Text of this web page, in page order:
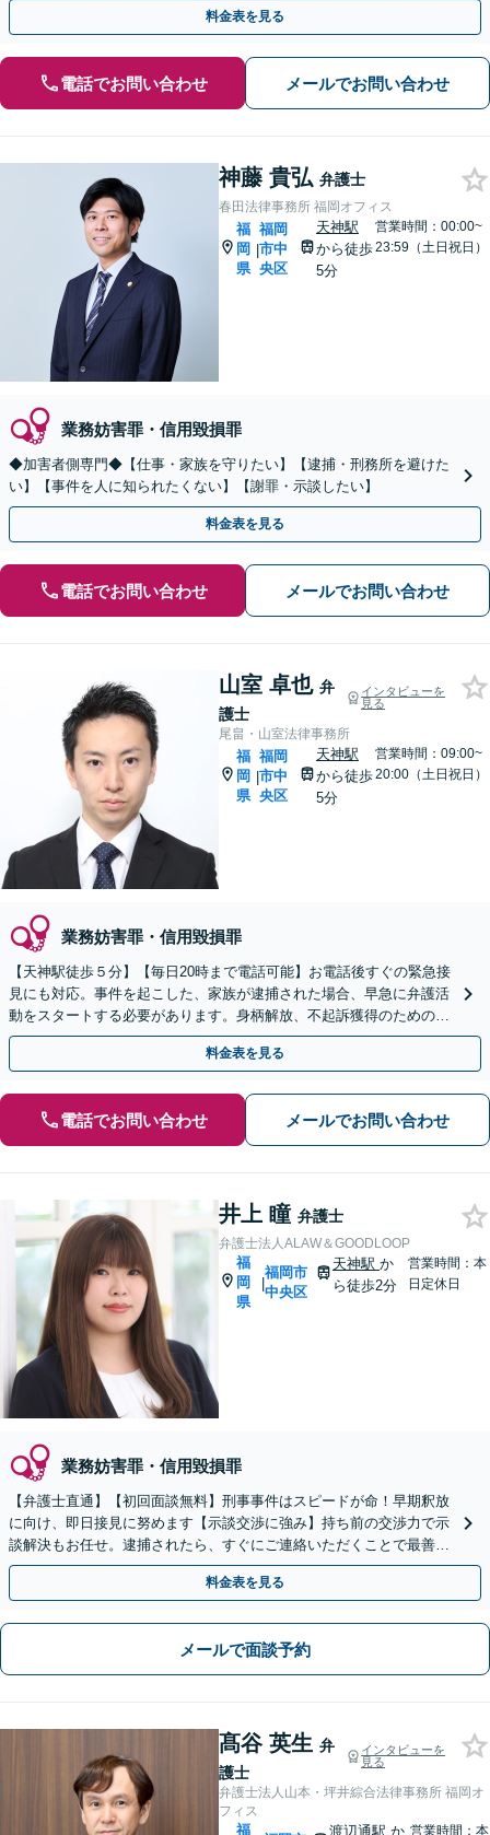
料金表を見る
電話でお問い合わせ メールでお問い合わせ
神藤 貴弘 弁護士
春田法律事務所 福岡オフィス
福
岡
県
|
福岡
市中
央区
天神駅
から徒歩
5分
営業時間：00:00~
23:59（土日祝日）
業務妨害罪・信用毀損罪
◆加害者側専門◆【仕事・家族を守りたい】【逮捕・刑務所を避けた
い】【事件を人に知られたくない】【謝罪・示談したい】
料金表を見る
電話でお問い合わせ メールでお問い合わせ
山室 卓也 弁
護士
インタビューを
見る
尾畠・山室法律事務所
福
岡
県
|
福岡
市中
央区
天神駅
から徒歩
5分
営業時間：09:00~
20:00（土日祝日）
業務妨害罪・信用毀損罪
【天神駅徒歩５分】【毎日20時まで電話可能】お電話後すぐの緊急接
見にも対応。事件を起こした、家族が逮捕された場合、早急に弁護活
動をスタートする必要があります。身柄解放、不起訴獲得のための示
談交渉、執行猶予にしたいなどお任せください。
料金表を見る
電話でお問い合わせ メールでお問い合わせ
井上 瞳 弁護士
弁護士法人ALAW＆GOODLOOP
福
岡
県
|
福岡市
中央区
天神駅 か
ら徒歩2分
営業時間：本
日定休日
業務妨害罪・信用毀損罪
【弁護士直通】【初回面談無料】刑事事件はスピードが命！早期釈放
に向け、即日接見に努めます【示談交渉に強み】持ち前の交渉力で示
談解決もお任せ。逮捕されたら、すぐにご連絡いただくことで最善の
解決に向け尽力します【夜間・休日面談可】【完全個室】
料金表を見る
メールで面談予約
髙谷 英生 弁
護士
インタビューを
見る
弁護士法人山本・坪井綜合法律事務所 福岡オ
フィス
福 渡辺通駅か 営業時間：本